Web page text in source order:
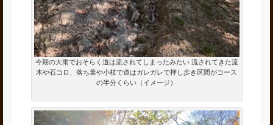
今期の大雨でおそらく道は流されてしまったみたい 流されてきた流
木や石コロ、落ち葉や小枝で道はガレガレで押し歩き区間がコース
の半分くらい（イメージ）